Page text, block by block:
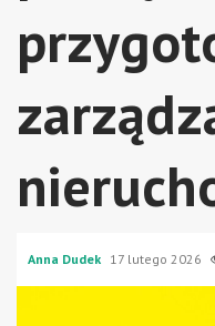
Anna Dudek 17 lutego 2026